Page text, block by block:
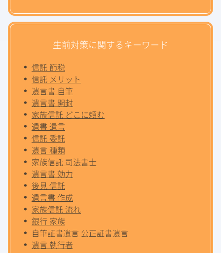
生前対策に関するキーワード
信託 節税
信託 メリット
遺言書 自筆
遺言書 開封
家族信託 どこに頼む
遺書 遺言
信託 委託
遺言 種類
家族信託 司法書士
遺言書 効力
後見 信託
遺言書 作成
家族信託 流れ
銀行 家族
自筆証書遺言 公正証書遺言
遺言 執行者